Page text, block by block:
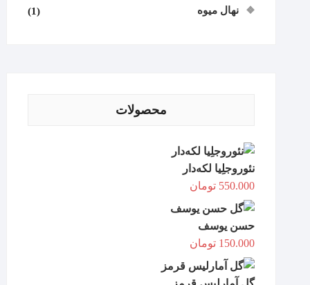
نهال میوه (1)
محصولات
نئوروجلِیا لکه‌دار
550.000 تومان
حسن یوسف
150.000 تومان